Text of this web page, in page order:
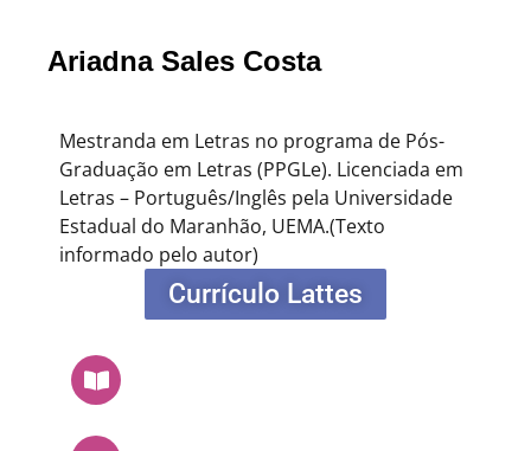
Ariadna Sales Costa
Mestranda em Letras no programa de Pós-
Graduação em Letras (PPGLe). Licenciada em
Letras – Português/Inglês pela Universidade
Estadual do Maranhão, UEMA.(Texto
informado pelo autor)
Currículo Lattes